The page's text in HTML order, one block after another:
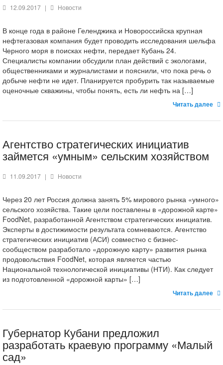
12.09.2017 | Новости
В конце года в районе Геленджика и Новороссийска крупная
нефтегазовая компания будет проводить исследования шельфа
Черного моря в поисках нефти, передает Кубань 24.
Специалисты компании обсудили план действий с экологами,
общественниками и журналистами и пояснили, что пока речь о
добыче нефти не идет. Планируется пробурить так называемые
оценочные скважины, чтобы понять, есть ли нефть на […]
Читать далее
Агентство стратегических инициатив
займется «умным» сельским хозяйством
11.09.2017 | Новости
Через 20 лет Россия должна занять 5% мирового рынка «умного»
сельского хозяйства. Такие цели поставлены в «дорожной карте»
FoodNet, разработанной Агентством стратегических инициатив.
Эксперты в достижимости результата сомневаются. Агентство
стратегических инициатив (АСИ) совместно с бизнес-
сообществом разработало «дорожную карту» развития рынка
продовольствия FoodNet, которая является частью
Национальной технологической инициативы (НТИ). Как следует
из подготовленной «дорожной карты» […]
Читать далее
Губернатор Кубани предложил
разработать краевую программу «Малый
сад»